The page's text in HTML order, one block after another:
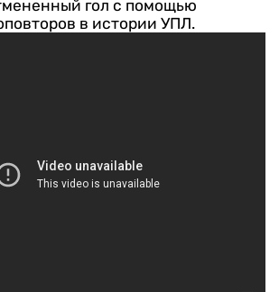
гол с помощью
в истории УПЛ.